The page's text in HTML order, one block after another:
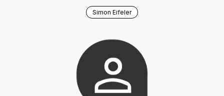
Simon Eifeler